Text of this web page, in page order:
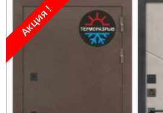
Акция !